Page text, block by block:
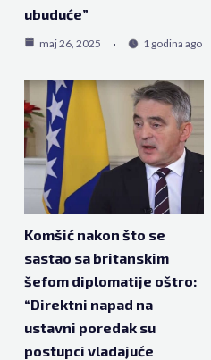
ubuduće”
maj 26, 2025 1 godina ago
Komšić nakon što se
sastao sa britanskim
šefom diplomatije oštro:
“Direktni napad na
ustavni poredak su
postupci vladajuće